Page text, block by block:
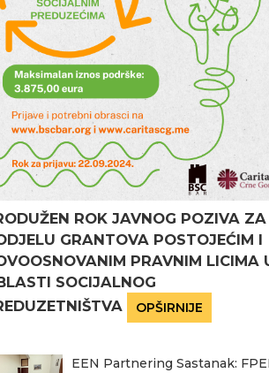
ROK JAVNOG POZIVA ZA
GRANTOVA POSTOJEĆIM I
PRAVNIM LICIMA
SOCIJALNOG
OPŠIRNIJE
EEN Partnering Sastanak: